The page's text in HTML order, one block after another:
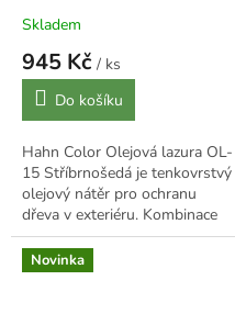
Stříbrnošedá - Silbergrau
Skladem
945 Kč / ks
Měrná
cena: Do košíku
Hahn Color Olejová lazura OL-
15 Stříbrnošedá je tenkovrstvý
olejový nátěr pro ochranu
dřeva v exteriéru. Kombinace
alkydových pryskyřic a lněného
oleje proniká do struktury...
Novinka